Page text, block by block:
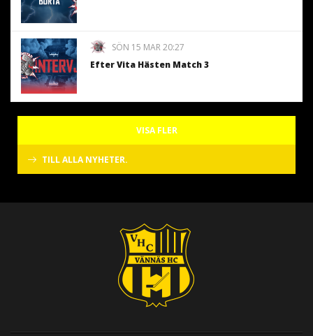
SÖN 15 MAR 20:27
Efter Vita Hästen Match 3
VISA FLER
TILL ALLA NYHETER.